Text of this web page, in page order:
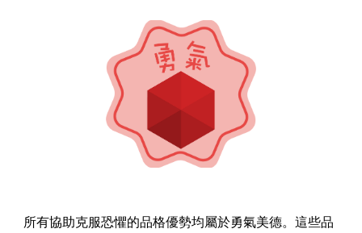
所有協助克服恐懼的品格優勢均屬於勇氣美德。這些品